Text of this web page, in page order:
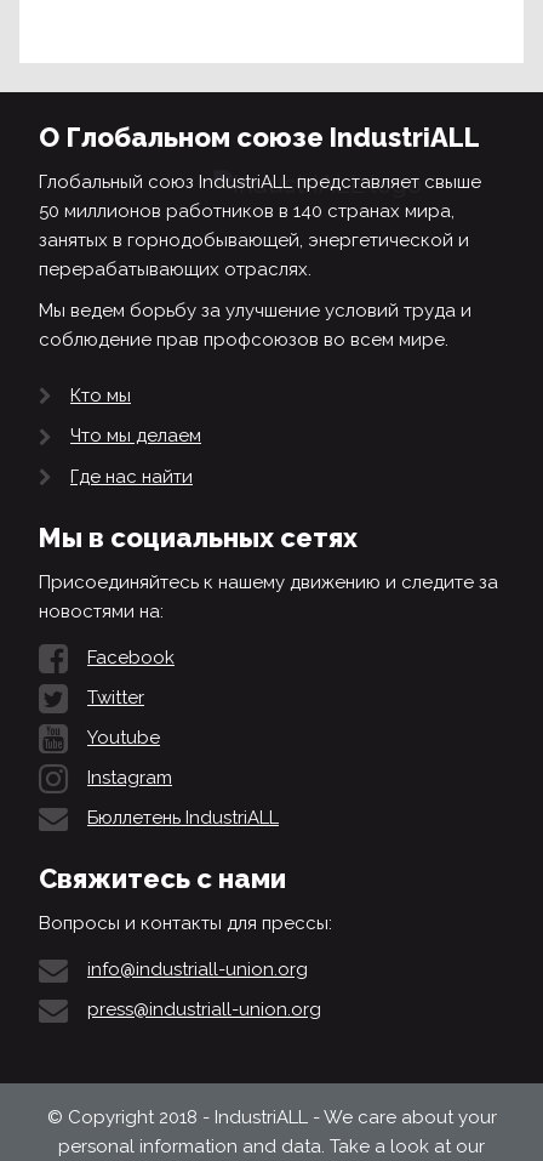
О Глобальном союзе IndustriALL
Глобальный союз IndustriALL представляет свыше
50 миллионов работников в 140 странах мира,
занятых в горнодобывающей, энергетической и
перерабатывающих отраслях.
Мы ведем борьбу за улучшение условий труда и
соблюдение прав профсоюзов во всем мире.
Кто мы
Что мы делаем
Где нас найти
Мы в социальных сетях
Присоединяйтесь к нашему движению и следите за
новостями на:
Facebook
Twitter
Youtube
Instagram
Бюллетень IndustriALL
Свяжитесь с нами
Вопросы и контакты для прессы:
info@industriall-union.org
press@industriall-union.org
© Copyright 2018 - IndustriALL - We care about your
personal information and data. Take a look at our